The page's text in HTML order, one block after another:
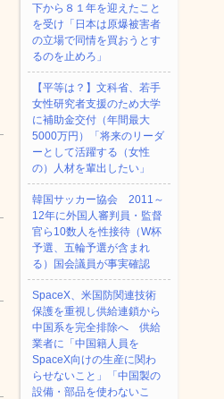
下から８１年を迎えたこと
を受け「日本は原爆被害者
の立場で同情を買おうとす
るのを止めろ」
【平等は？】文科省、若手
女性研究者支援のため大学
に補助金交付（年間最大
5000万円）「将来のリーダ
ーとして活躍する（女性
の）人材を輩出したい」
韓国サッカー協会 2011～
12年に外国人審判員・監督
官ら10数人を性接待（W杯
予選、五輪予選が含まれ
る）国会議員が事実確認
SpaceX、米国防関連技術
保護を重視し供給連鎖から
中国系を完全排除へ 供給
業者に「中国籍人員を
SpaceX向けの生産に関わ
らせないこと」「中国製の
設備・部品を使わないこ